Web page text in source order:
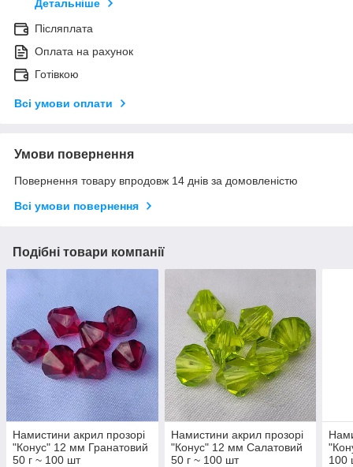
Детальніше
Післяплата
Оплата на рахунок
Готівкою
Всі умови оплати
Умови повернення
Повернення товару впродовж 14 днів за домовленістю
Всі умови повернення
Подібні товари компанії
Намистини акрил прозорі
"Конус" 12 мм Гранатовий
50 г ~ 100 шт
Намистини акрил прозорі
"Конус" 12 мм Салатовий
50 г ~ 100 шт
100